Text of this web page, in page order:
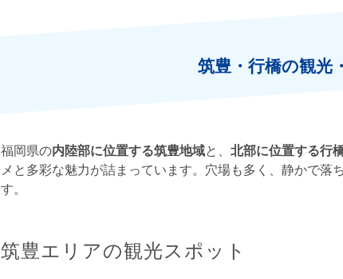
筑豊・行橋の観光
福岡県の内陸部に位置する筑豊地域と、 北部に位置する行
メと多彩な魅力が詰まっています。穴場も多く、静かで
す。
筑豊エリアの観光スポット